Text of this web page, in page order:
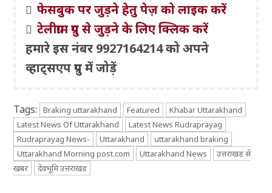
फेसबुक पर जुड़ने हेतु पेज़ को लाइक करें
टेलीग्राम ग्रुप से जुड़ने के लिए क्लिक करें
हमारे इस नंबर 9927164214 को अपने
व्हाट्सएप ग्रुप में जोड़ें
Tags: Braking uttarakhand Featured
Khabar Uttarakhand
Latest News Of Uttarakhand
Latest News Rudraprayag
Rudraprayag News-
Uttarakhand
uttarakhand braking
Uttarakhand Morning post.com
Uttarakhand News
उत्तराखंड से
खबर
देवभूमि उत्तराखंड